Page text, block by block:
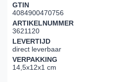
GTIN
4084900470756
ARTIKELNUMMER
3621120
LEVERTIJD
direct leverbaar
VERPAKKING
14,5x12x1 cm